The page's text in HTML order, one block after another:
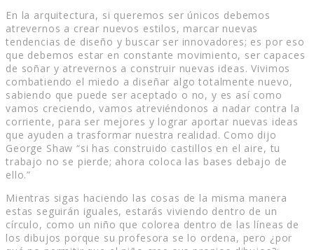
En la arquitectura, si queremos ser únicos debemos
atrevernos a crear nuevos estilos, marcar nuevas
tendencias de diseño y buscar ser innovadores; es por eso
que debemos estar en constante movimiento, ser capaces
de soñar y atrevernos a construir nuevas ideas. Vivimos
combatiendo el miedo a diseñar algo totalmente nuevo,
sabiendo que puede ser aceptado o no, y es así como
vamos creciendo, vamos atreviéndonos a nadar contra la
corriente, para ser mejores y lograr aportar nuevas ideas
que ayuden a trasformar nuestra realidad. Como dijo
George Shaw “si has construido castillos en el aire, tu
trabajo no se pierde; ahora coloca las bases debajo de
ello.”
Mientras sigas haciendo las cosas de la misma manera
estas seguirán iguales, estarás viviendo dentro de un
círculo, como un niño que colorea dentro de las líneas de
los dibujos porque su profesora se lo ordena, pero ¿por